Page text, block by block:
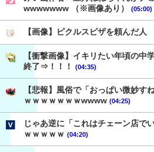
wwwwwww （※画像あり）
(05:00)
【画像】ピクルスピザを頼んだ
【衝撃画像】イキリたい年頃の中
終了⇒！！！
(04:35)
【悲報】風俗で「おっぱい微妙す
ｗｗｗｗｗｗｗwwww (04:25)
じゃあ逆に「これはチェーン店で
ｗｗｗｗｗ (04:20)